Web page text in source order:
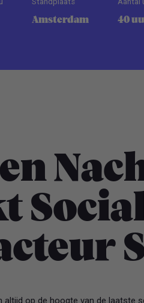
Amsterdam 40
altijd op de hoogte van de laatste